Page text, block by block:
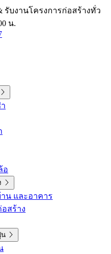
บงานโครงการก่อสร้างทั่ว
น.
อ
น และอาคาร
สร้าง
น